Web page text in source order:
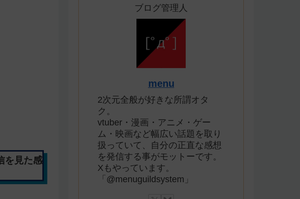
を見た感
ブログ管理人
menu
2次元全般が好きな所謂オタ
ク。
vtuber・漫画・アニメ・ゲー
ム・映画など幅広い話題を取り
扱っていて、自分の正直な感想
を発信する事がモットーです。
Xもやっています。
「@menuguildsystem」